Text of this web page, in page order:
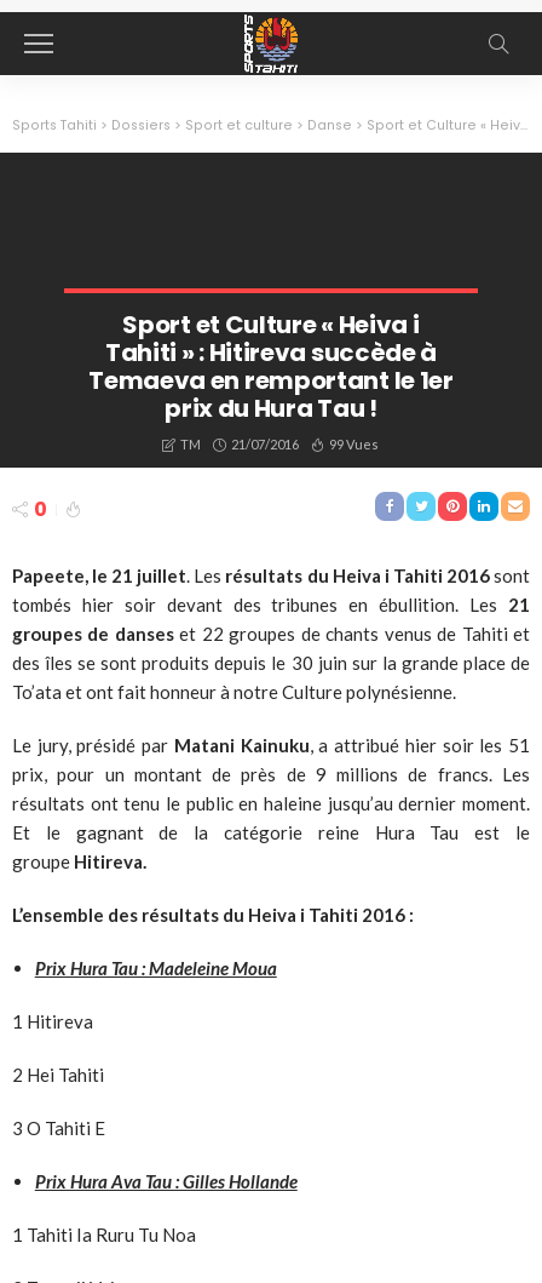
Sports Tahiti > Dossiers > Sport et culture > Danse > Sport et Culture « Heiva i Tahiti » : Hitireva succède à Temaeva en remportant le 1er prix du Hura Tau !
Sport et Culture « Heiva i
Tahiti » : Hitireva succède à
Temaeva en remportant le 1er
prix du Hura Tau !
TM 21/07/2016 99 Vues
0
Papeete, le 21 juillet. Les résultats du Heiva i Tahiti 2016sont
tombés hier soir devant des tribunes en ébullition. Les 21
groupes de danseset 22 groupes de chants venus de Tahiti et
des îles se sont produits depuis le 30 juin sur la grande place de
To’ata et ont fait honneur à notre Culture polynésienne.
Le jury, présidé par Matani Kainuku, a attribué hier soir les 51
prix, pour un montant de près de 9 millions de francs. Les
résultats ont tenu le public en haleine jusqu’au dernier moment.
Et le gagnant de la catégorie reine Hura Tau est le
groupe Hitireva.
L’ensemble des résultats du Heiva i Tahiti 2016 :
Prix Hura Tau : Madeleine Moua
1 Hitireva
2 Hei Tahiti
3 O Tahiti E
Prix Hura Ava Tau : Gilles Hollande
1 Tahiti Ia Ruru Tu Noa